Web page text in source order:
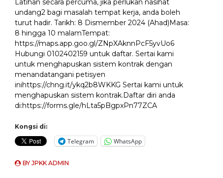
Latihan secara percuma, jika perlukan nasihat
undang2 bagi masalah tempat kerja, anda boleh
turut hadir. Tarikh: 8 Dismember 2024 (Ahad)Masa:
8 hingga 10 malamTempat:
https://maps.app.goo.gl/ZNpXAknnPcF5yvUo6
Hubungi 0102402159 untuk daftar. Sertai kami
untuk menghapuskan sistem kontrak dengan
menandatangani petisyen
inihttps://chng.it/ykq2b8WKKG Sertai kami untuk
menghapuskan sistem kontrak.Daftar diri anda
di:https://forms.gle/hLta5pBgpxPn77ZCA
Kongsi di:
Telegram WhatsApp
BYJPKK ADMIN